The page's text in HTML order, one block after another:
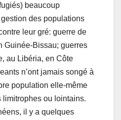
beaucoup
des populations
leur gré: guerre de
Guinée-Bissau; guerres
au Libéria, en Côte
n’ont jamais songé à
population elle-même
limitrophes ou lointains.
il y a quelques